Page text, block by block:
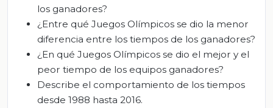
los ganadores?
¿Entre qué Juegos Olímpicos se dio la menor
diferencia entre los tiempos de los ganadores?
¿En qué Juegos Olímpicos se dio el mejor y el
peor tiempo de los equipos ganadores?
Describe el comportamiento de los tiempos
desde 1988 hasta 2016.